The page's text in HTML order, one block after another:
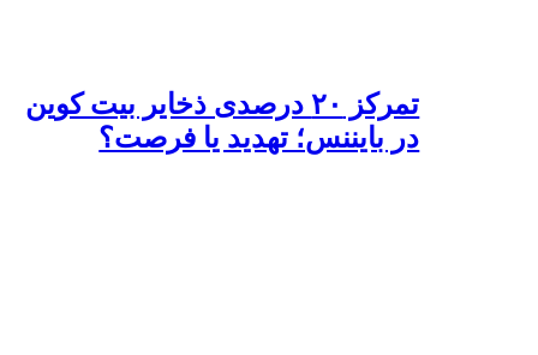
تمرکز ۲۰ درصدی ذخایر بیت کوین
در بایننس؛ تهدید یا فرصت؟